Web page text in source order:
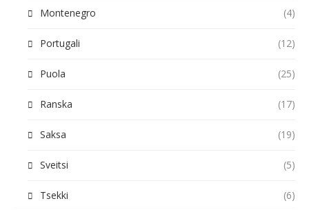
Montenegro (4)
Portugali (12)
Puola (25)
Ranska (17)
Saksa (19)
Sveitsi (5)
Tsekki (6)